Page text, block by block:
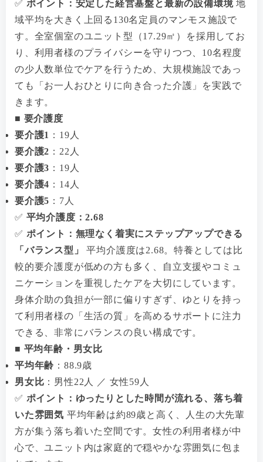
✅ ポイント：安定した経営基盤と最新の設備環境地
域平均を大きく上回る130名定員のマンモス施設で
す。全室個室のユニット型（17.29㎡）を採用してお
り、利用者様のプライバシーを守りつつ、10名程度
の少人数単位でケアを行うため、大規模施設であっ
ても「お一人おひとりに向き合った介護」を実践で
きます。
■ 要介護度
要介護1 ：19人
要介護2 ：22人
要介護3 ：19人
要介護4 ：14人
要介護5 ：7人
✅ 平均介護度：2.68
✅ ポイント：無理なく着実にステップアップできる
「バランス型」
平均介護度は2.68。特養としては比
較的要介護度が低めの方も多く、自立支援やコミュ
ニケーションを重視したケアを大切にしています。
身体介助の負担が一部に偏りすぎず、ゆとりを持っ
て利用者様の「生活の質」を高めるサポートに注力
できる、非常にバランスの良い構成です。
■ 平均年齢・男女比
平均年齢 ：88.9歳
男女比 ：男性22人 ／ 女性59人
✅ ポイント：ゆったりとした時間が流れる、落ち着
いた雰囲気 平均年齢は約89歳と高く、人生の大先輩
方が集う落ち着いた空間です。女性の利用者様が中
心で、ユニット内は家庭的で穏やかな雰囲気に包ま